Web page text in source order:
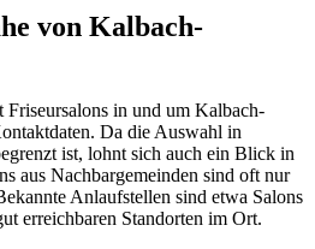
von Kalbach-
in und um Kalbach-
Da die Auswahl in
ist, lohnt sich auch ein Blick in
aus Nachbargemeinden sind oft nur
Anlaufstellen sind etwa Salons
erreichbaren Standorten im Ort.